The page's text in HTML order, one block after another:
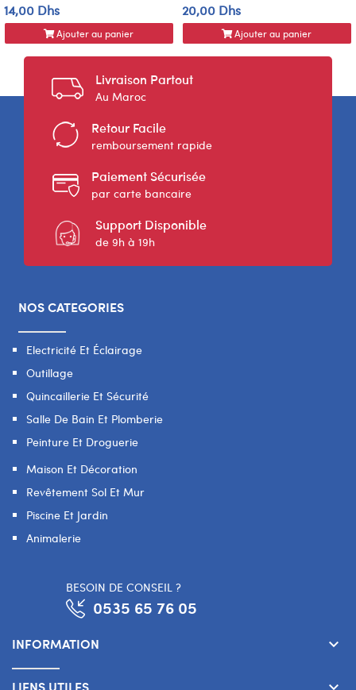
14,00 Dhs
Ajouter au panier
20,00 Dhs
Ajouter au panier
Livraison Partout
Au Maroc
Retour Facile
remboursement rapide
Paiement Sécurisée
par carte bancaire
Support Disponible
de 9h à 19h
NOS CATEGORIES
Electricité Et Éclairage
Outillage
Quincaillerie Et Sécurité
Salle De Bain Et Plomberie
Peinture Et Droguerie
Maison Et Décoration
Revêtement Sol Et Mur
Piscine Et Jardin
Animalerie
BESOIN DE CONSEIL ?
0535 65 76 05
INFORMATION keyboard_arrow_down